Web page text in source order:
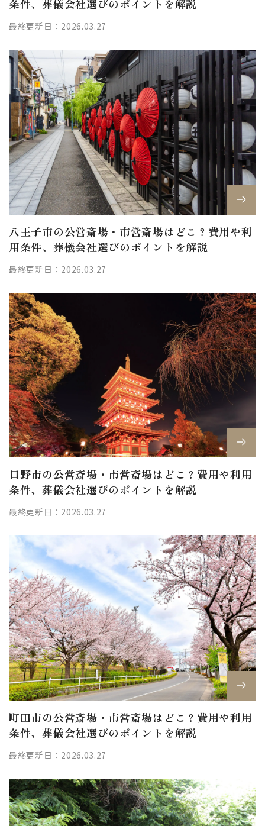
条件、葬儀会社選びのポイントを解説
最終更新日：2026.03.27
八王子市の公営斎場・市営斎場はどこ？費用や利
用条件、葬儀会社選びのポイントを解説
最終更新日：2026.03.27
日野市の公営斎場・市営斎場はどこ？費用や利用
条件、葬儀会社選びのポイントを解説
最終更新日：2026.03.27
町田市の公営斎場・市営斎場はどこ？費用や利用
条件、葬儀会社選びのポイントを解説
最終更新日：2026.03.27